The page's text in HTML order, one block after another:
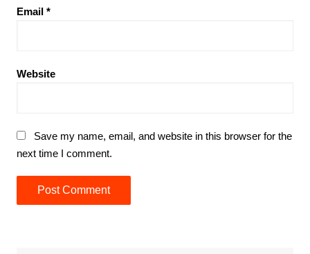
Email *
Website
Save my name, email, and website in this browser for the
next time I comment.